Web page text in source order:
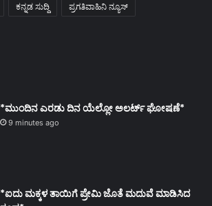
ಕನ್ನಡ ಸುದ್ದಿ ಪ್ರಗತಿವಾಹಿನಿ ನ್ಯೂಸ್
*ಮುಂದಿನ ಎರಡು ದಿನ ಯೆಲ್ಲೋ ಅಲರ್ಟ್ ಘೋಷಣೆ*
9 minutes ago
*ಐದು ಮಕ್ಕಳ ತಾಯಿಗೆ ಪ್ರೇಮಿ ಜೊತೆ ಮದುವೆ ಮಾಡಿಸಿದ